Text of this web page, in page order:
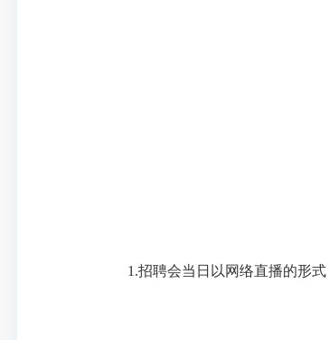
1.招聘会当日以网络直播的形式